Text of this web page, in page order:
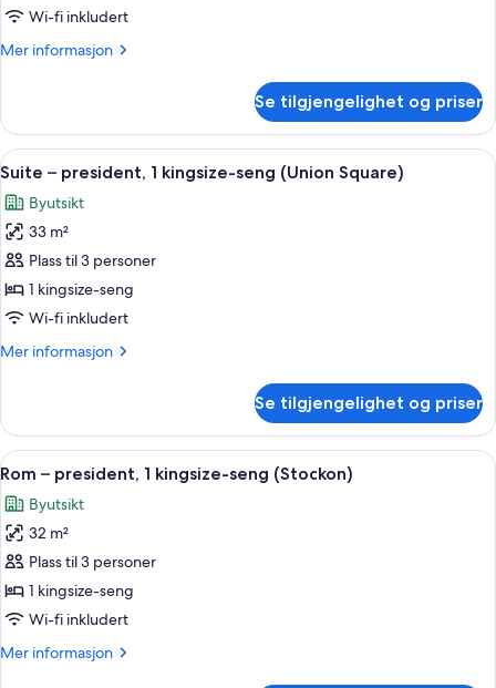
deluxe,
Wi-fi inkludert
Mer informasjon
Mer
–
deluxe,
tilgjengelighetstilpasset
Se tilgjengelighet og priser
Åpne
alle
bildene
av
Suite
–
president,
kingsize-
Square)
Suite – president, 1 kingsize-seng
5
Suite – president, 1 kingsize-seng (Union Square)
Byutsikt
33 m²
Plass til 3 personer
1 kingsize-seng
Wi-fi inkludert
Mer informasjon
Mer
–
president,
1
kingsize-
seng
(Union
Square)
Se tilgjengelighet og priser
Åpne
alle
bildene
av
Rom
–
president,
kingsize-
Sengetøy av topp kvalitet, minibar,
5
Rom – president, 1 kingsize-seng (Stockon)
Byutsikt
32 m²
Plass til 3 personer
1 kingsize-seng
Wi-fi inkludert
Mer informasjon
Mer